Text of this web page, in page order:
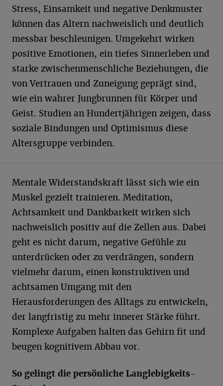
Stress, Einsamkeit und negative Denkmuster
können das Altern nachweislich und deutlich
messbar beschleunigen. Umgekehrt wirken
positive Emotionen, ein tiefes Sinnerleben und
starke zwischenmenschliche Beziehungen, die
von Vertrauen und Zuneigung geprägt sind,
wie ein wahrer Jungbrunnen für Körper und
Geist. Studien an Hundertjährigen zeigen, dass
soziale Bindungen und Optimismus diese
Altersgruppe verbinden.
Mentale Widerstandskraft lässt sich wie ein
Muskel gezielt trainieren. Meditation,
Achtsamkeit und Dankbarkeit wirken sich
nachweislich positiv auf die Zellen aus. Dabei
geht es nicht darum, negative Gefühle zu
unterdrücken oder zu verdrängen, sondern
vielmehr darum, einen konstruktiven und
achtsamen Umgang mit den
Herausforderungen des Alltags zu entwickeln,
der langfristig zu mehr innerer Stärke führt.
Komplexe Aufgaben halten das Gehirn fit und
beugen kognitivem Abbau vor.
So gelingt die persönliche Langlebigkeits-